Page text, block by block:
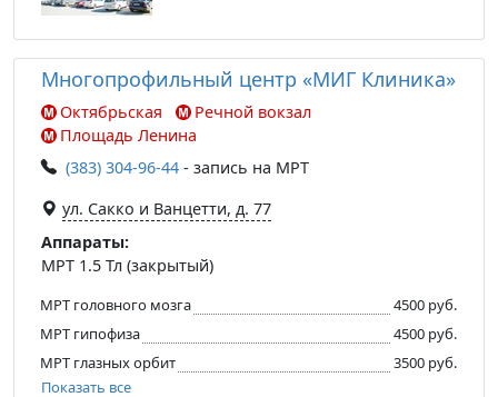
Многопрофильный центр «МИГ Клиника»
Октябрьская
Речной вокзал
Площадь Ленина
(383) 304-96-44 - запись на МРТ
ул. Сакко и Ванцетти, д. 77
Аппараты:
МРТ 1.5 Тл (закрытый)
МРТ головного мозга
4500 руб.
МРТ гипофиза
4500 руб.
МРТ глазных орбит
3500 руб.
Показать все